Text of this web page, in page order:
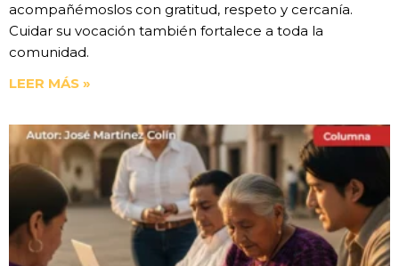
acompañémoslos con gratitud, respeto y cercanía.
Cuidar su vocación también fortalece a toda la
comunidad.
LEER MÁS »